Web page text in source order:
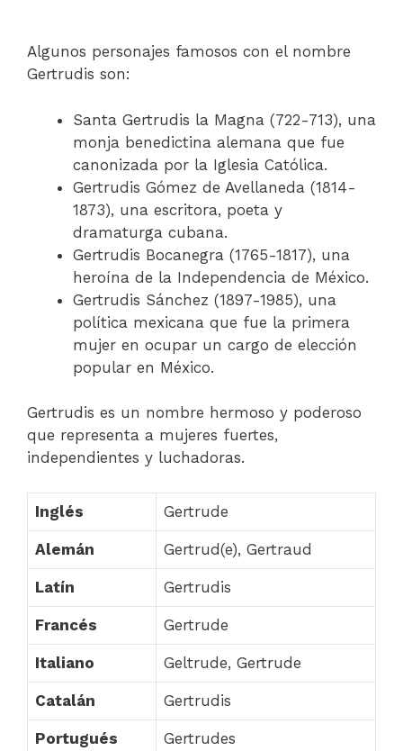
Algunos personajes famosos con el nombre
Gertrudis son:
Santa Gertrudis la Magna (722-713), una
monja benedictina alemana que fue
canonizada por la Iglesia Católica.
Gertrudis Gómez de Avellaneda (1814-
1873), una escritora, poeta y
dramaturga cubana.
Gertrudis Bocanegra (1765-1817), una
heroína de la Independencia de México.
Gertrudis Sánchez (1897-1985), una
política mexicana que fue la primera
mujer en ocupar un cargo de elección
popular en México.
Gertrudis es un nombre hermoso y poderoso
que representa a mujeres fuertes,
independientes y luchadoras.
Inglés Gertrude
Alemán Gertrud(e), Gertraud
Latín Gertrudis
Francés Gertrude
Italiano Geltrude, Gertrude
Catalán Gertrudis
Portugués Gertrudes